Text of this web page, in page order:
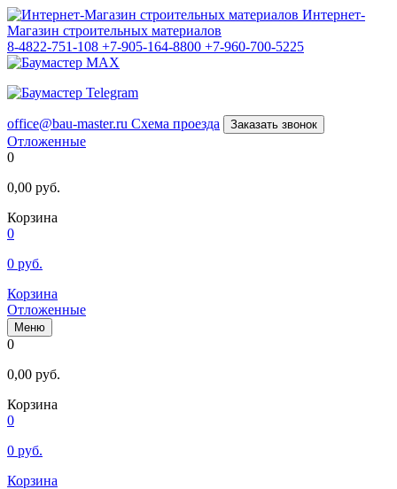
Интернет-
Магазин строительных материалов
8-4822-751-108 +7-905-164-8800 +7-960-700-5225
office@bau-master.ru Схема проезда Заказать звонок
Отложенные
0
0,00 руб.
Корзина
0
0 руб.
Корзина
Отложенные
Меню
0
0,00 руб.
Корзина
0
0 руб.
Корзина